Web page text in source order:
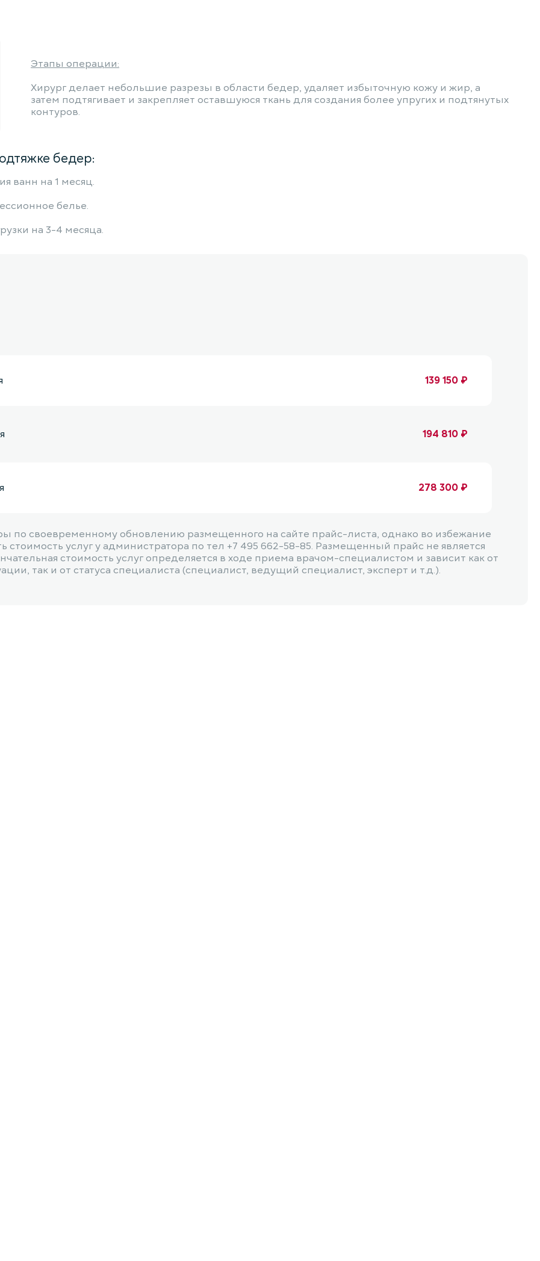
Этапы операции:
Хирург делает небольшие разрезы в области бедер, удаляет избыточную кожу и жир, а
затем подтягивает и закрепляет оставшуюся ткань для создания более упругих и подтянутых
контуров.
бедер:
ванн на 1 месяц.
белье.
на 3-4 месяца.
139 150 ₽
194 810 ₽
278 300 ₽
по своевременному обновлению размещенного на сайте прайс-листа, однако во избежание
услуг у администратора по тел +7 495 662-58-85. Размещенный прайс не является
стоимость услуг определяется в ходе приема врачом-специалистом и зависит как от
так и от статуса специалиста (специалист, ведущий специалист, эксперт и т.д.).